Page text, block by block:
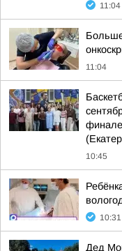
11:04
11:04
10:45
10:31
Дед